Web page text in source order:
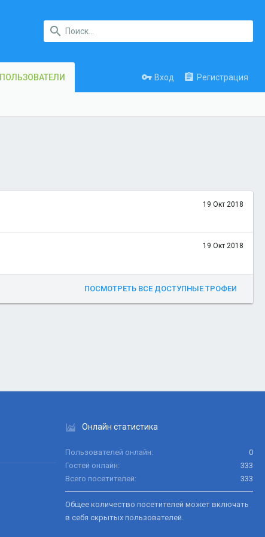
ПОЛЬЗОВАТЕЛИ Вход Регистрация
19 Окт 2018
19 Окт 2018
ПОСМОТРЕТЬ ВСЕ ДОСТУПНЫЕ ТРОФЕИ
Онлайн статистика
Пользователей онлайн
0
Гостей онлайн
333
Всего посетителей
333
Общее количество посетителей может включать
в себя скрытых пользователей.